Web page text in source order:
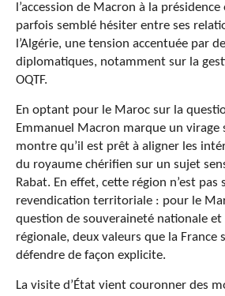
l’accession de Macron à la
parfois semblé hésiter entre ses
l’Algérie, une tension accentuée par
diplomatiques, notamment sur la
OQTF.
En optant pour le Maroc sur la
Emmanuel Macron marque un virage
montre qu’il est prêt à aligner les
du royaume chérifien sur un sujet
Rabat. En effet, cette région n’est pas
revendication territoriale : pour le
question de souveraineté nationale
régionale, deux valeurs que la France
défendre de façon explicite.
La visite d’État vient couronner des